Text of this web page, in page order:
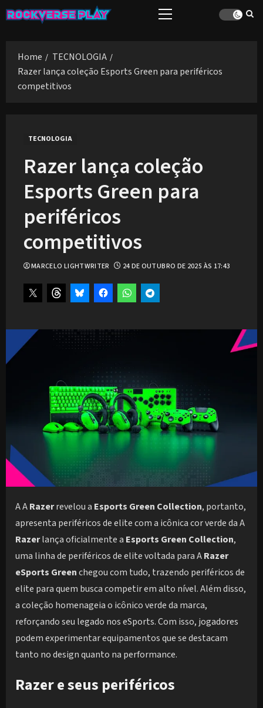
Skip
to
Primary
Home
TECNOLOGIA
Razer lança coleção Esports Green para periféricos
competitivos
TECNOLOGIA
Razer lança coleção
Esports Green para
periféricos
competitivos
MARCELO LIGHTWRITER 24 DE OUTUBRO DE 2025 ÀS 17:43
A ARazerrevelou a Esports Green Collection, portanto,
apresenta periféricos de elite com a icônica cor verde da A
Razerlança oficialmente a Esports Green Collection,
uma linha de periféricos de elite voltada para ARazer
eSports Greenchegou com tudo, trazendo periféricos de
elite para quem busca competir em alto nível. Além disso,
a coleção homenageia o icônico verde da marca,
reforçando seu legado nos eSports. Com isso, jogadores
podem experimentar equipamentos que se destacam
tanto no design quanto na performance.
Razer e seus periféricos